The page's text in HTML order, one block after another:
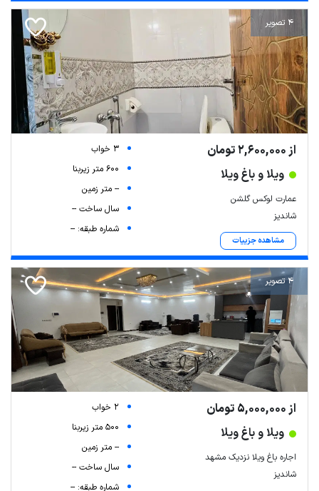
4 تصویر
از 2,600,000 تومان
ویلا و باغ ویلا
عمارت لوکس گلشن
شاندیز
مشاهده جزییات
3 خواب
600 متر زیربنا
-- متر زمین
سال ساخت --
شماره طبقه: --
4 تصویر
از 5,000,000 تومان
ویلا و باغ ویلا
اجاره باغ ویلا نزدیک مشهد
شاندیز
2 خواب
500 متر زیربنا
-- متر زمین
سال ساخت --
شماره طبقه: --